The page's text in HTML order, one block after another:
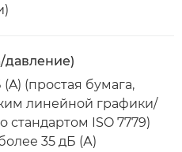
давление)
(простая бумага,
линейной графики/
стандартом ISO 7779)
35 дБ (А)